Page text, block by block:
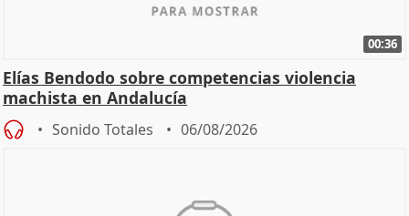
00:36
Elías Bendodo sobre competencias violencia
machista en Andalucía
Sonido Totales 06/08/2026